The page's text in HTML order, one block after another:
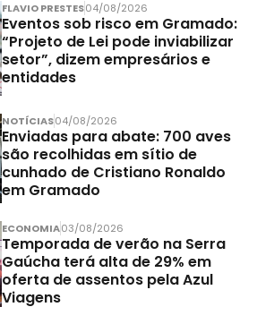
FLAVIO PRESTES04/08/2026
Eventos sob risco em Gramado:
“Projeto de Lei pode inviabilizar
setor”, dizem empresários e
entidades
NOTÍCIAS04/08/2026
Enviadas para abate: 700 aves
são recolhidas em sítio de
cunhado de Cristiano Ronaldo
em Gramado
ECONOMIA03/08/2026
Temporada de verão na Serra
Gaúcha terá alta de 29% em
oferta de assentos pela Azul
Viagens